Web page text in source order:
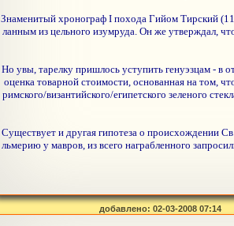
Знаменитый хронограф I похода Гийом Тирский
ланным из цельного изумруда. Он же утверждал,
Но увы, тарелку пришлось уступить генуэзцам - в
оценка товарной стоимости, основанная на том,
римского/византийского/египетского зеленого
Существует и другая гипотеза о происхождении
льмерию у мавров, из всего награбленного
добавлено: 02-03-2008 07:14